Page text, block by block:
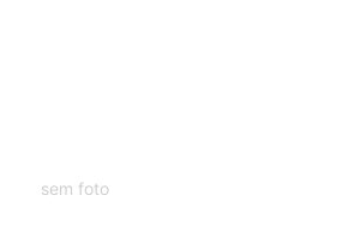
sem foto